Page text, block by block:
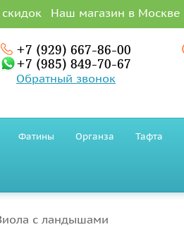
Наш магазин в Москве
+7 (929) 667-86-00
+7 (985) 849-70-67
Обратный звонок
Фатины Органза Тафта
с ландышами